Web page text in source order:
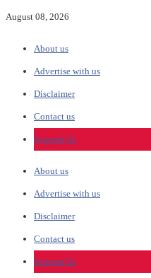
August 08, 2026
About us
Advertise with us
Disclaimer
Contact us
Support Us
About us
Advertise with us
Disclaimer
Contact us
Support Us